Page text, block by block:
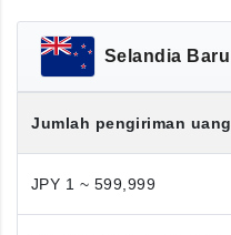
Selandia Baru
Jumlah pengiriman uang
JPY 1 ~ 599,999